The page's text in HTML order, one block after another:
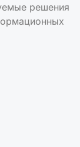
решения